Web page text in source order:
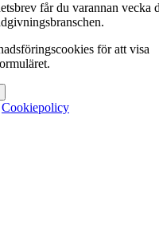
får du varannan vecka
för att visa
Cookiepolicy